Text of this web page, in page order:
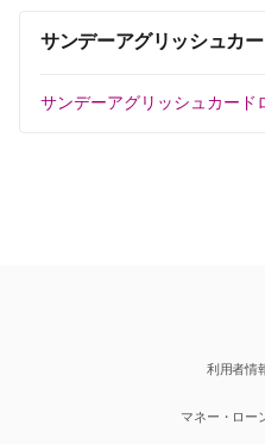
サンデーアグリッシュカ
サンデーアグリッシュカード
利用者情
マネー・ロー